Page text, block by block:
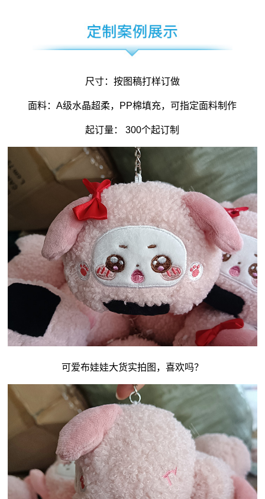
尺寸：按图稿打样订做
面料：A级水晶超柔，PP棉填充，可指定面料制作
起订量： 300个起订制
可爱布娃娃大货实拍图，喜欢吗？